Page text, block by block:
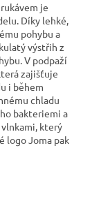
je
Díky lehké,
pohybu a
výstřih z
V podpaží
zajišťuje
i během
chladu
bakteriemi a
vlnkami, který
logo Joma pak